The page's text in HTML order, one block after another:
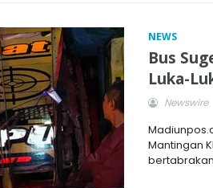
NEWS
Bus
Luka-
Newswire
Mantingan